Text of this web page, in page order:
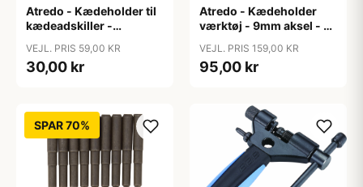
Atredo - Kædeholder til
kædeadskiller -
VEJL. PRIS 59,00 KR
30,00 kr
Atredo - Kædeholder
værktøj - 9mm aksel - Til
VEJL. PRIS 159,00 KR
95,00 kr
SPAR 70%